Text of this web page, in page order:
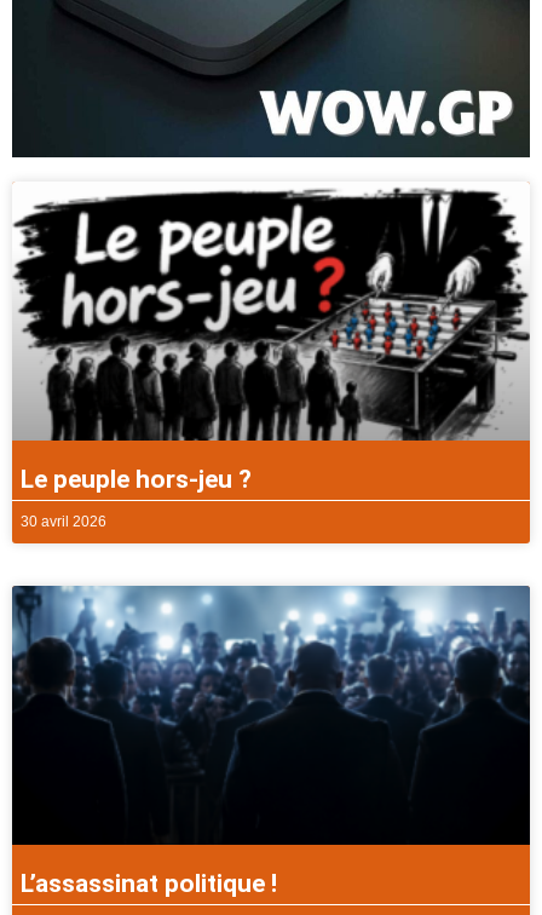
Le peuple hors-jeu ?
30 avril 2026
L’assassinat politique !